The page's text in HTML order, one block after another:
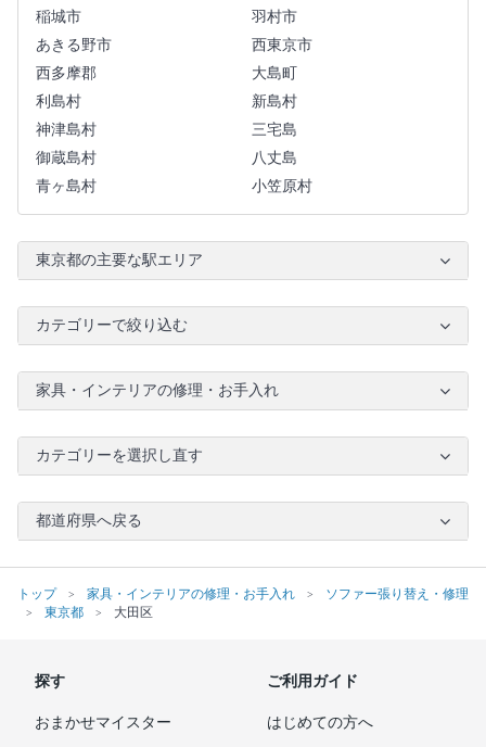
稲城市
羽村市
あきる野市
西東京市
西多摩郡
大島町
利島村
新島村
神津島村
三宅島
御蔵島村
八丈島
青ヶ島村
小笠原村
東京都の主要な駅エリア
カテゴリーで絞り込む
家具・インテリアの修理・お手入れ
カテゴリーを選択し直す
都道府県へ戻る
トップ 家具・インテリアの修理・お手入れ
ソファー張り替え・修理
東京都
大田区
探す
おまかせマイスター
ご利用ガイド
はじめての方へ